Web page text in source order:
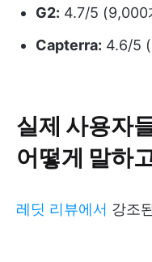
G2: 4.7/5 (9,000
Capterra: 4.6/5
실제 사용자
어떻게 말하
레딧 리뷰에서 강조